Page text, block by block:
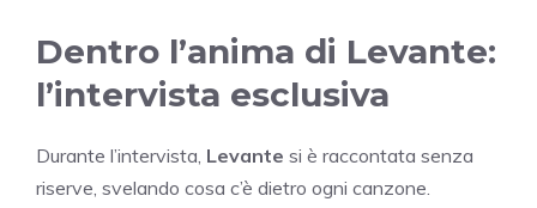
Dentro l’anima di Levante:
l’intervista esclusiva
Durante l’intervista, Levante si è raccontata senza
riserve, svelando cosa c’è dietro ogni canzone.